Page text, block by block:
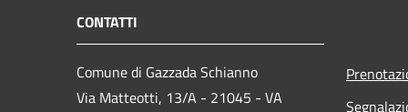
CONTATTI
Comune di Gazzada Schianno
Via Matteotti, 13/A - 21045 - VA